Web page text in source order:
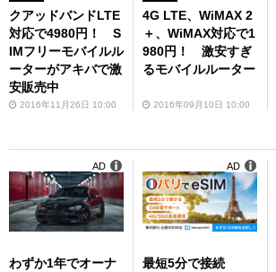
クアッドバンドLTE
対応で4980円！ S
IMフリーモバイルル
ーターがアキバで激
安販売中
2016年11月26日 10:00
4G LTE、WiMAX 2
＋、WiMAX対応で1
980円！ 激安すぎ
るモバイルルーター
2016年09月10日 10:00
わずか1年でオーナ
AD
最短5分で接続
AD